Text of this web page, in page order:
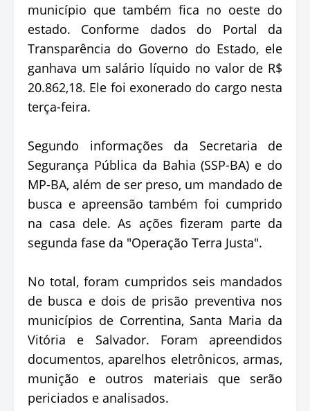
município que também fica no oeste do
estado. Conforme dados do Portal da
Transparência do Governo do Estado, ele
ganhava um salário líquido no valor de R$
20.862,18. Ele foi exonerado do cargo nesta
terça-feira.
Segundo informações da Secretaria de
Segurança Pública da Bahia (SSP-BA) e do
MP-BA, além de ser preso, um mandado de
busca e apreensão também foi cumprido
na casa dele. As ações fizeram parte da
segunda fase da "Operação Terra Justa".
No total, foram cumpridos seis mandados
de busca e dois de prisão preventiva nos
municípios de Correntina, Santa Maria da
Vitória e Salvador. Foram apreendidos
documentos, aparelhos eletrônicos, armas,
munição e outros materiais que serão
periciados e analisados.